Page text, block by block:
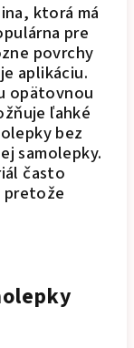
ktorá má
pre
povrchy
aplikáciu.
opätovnou
ľahké
bez
samolepky.
často
pretože